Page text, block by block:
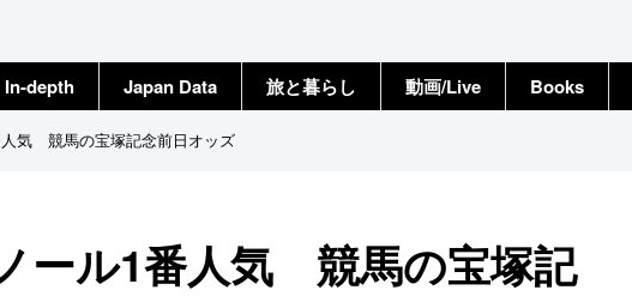
In-depth Japan Data 旅と暮らし 動画/Live Books
気 競馬の宝塚記念前日オッズ
ール1番人気 競馬の宝塚記